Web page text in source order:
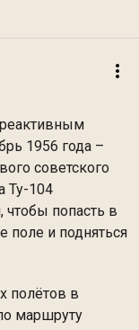
1956 года –
советского
Ту-104
чтобы попасть в
поле и подняться
полётов в
маршруту